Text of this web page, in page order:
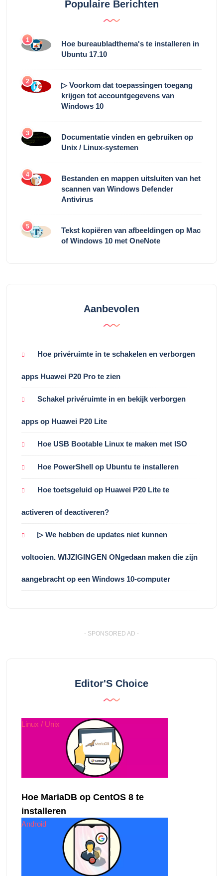
Populaire Berichten
1
Hoe bureaubladthema's te installeren in
Ubuntu 17.10
2
▷ Voorkom dat toepassingen toegang
krijgen tot accountgegevens van
Windows 10
3
Documentatie vinden en gebruiken op
Unix / Linux-systemen
4
Bestanden en mappen uitsluiten van het
scannen van Windows Defender
Antivirus
5
Tekst kopiëren van afbeeldingen op Mac
of Windows 10 met OneNote
Aanbevolen
Hoe privéruimte in te schakelen en verborgen
apps Huawei P20 Pro te zien
Schakel privéruimte in en bekijk verborgen
apps op Huawei P20 Lite
Hoe USB Bootable Linux te maken met ISO
Hoe PowerShell op Ubuntu te installeren
Hoe toetsgeluid op Huawei P20 Lite te
activeren of deactiveren?
▷ We hebben de updates niet kunnen
voltooien. WIJZIGINGEN ONgedaan maken die zijn
aangebracht op een Windows 10-computer
- SPONSORED AD -
Editor'S Choice
Linux / Unix
Hoe MariaDB op CentOS 8 te
installeren
Android